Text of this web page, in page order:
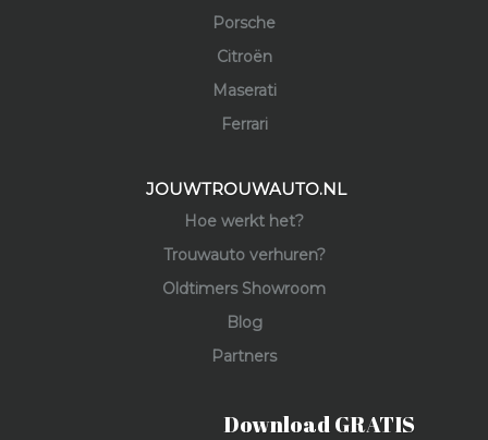
Porsche
Citroën
Maserati
Ferrari
JOUWTROUWAUTO.NL
Hoe werkt het?
Trouwauto verhuren?
Oldtimers Showroom
Blog
Partners
Download GRATIS